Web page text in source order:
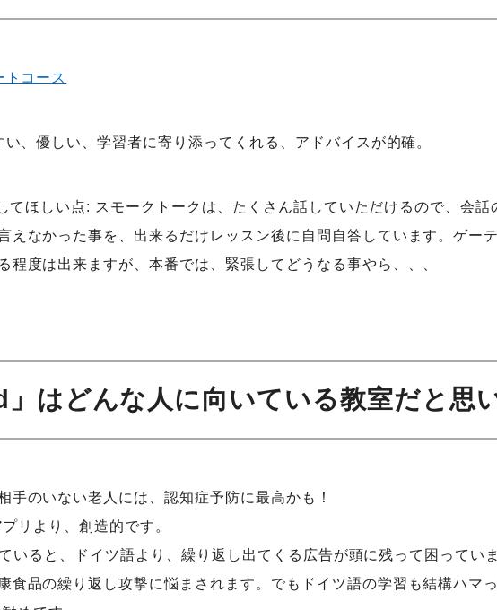
トコース
、優しい、学習者に寄り添ってくれる、アドバイスが的確。
てほしい点: スモークトークは、たくさん話していただけるので、会
えなかった事を、出来るだけレッスン後に自問自答しています。ゲー
程度は出来ますが、本番では、緊張してどうなる事やら、、、
」はどんな人に向いている教室だと思
手のいない老人には、認知症予防に最高かも！
リより、創造的です。
いると、ドイツ語より、繰り返し出てくる広告が頭に残って困っていま
食品の繰り返し攻撃に悩まされます。でもドイツ語の学習も結構ハマっ